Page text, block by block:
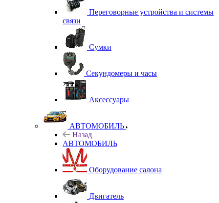
Переговорные устройства и системы
связи
Сумки
Секундомеры и часы
Аксессуары
АВТОМОБИЛЬ
Назад
АВТОМОБИЛЬ
Оборудование салона
Двигатель